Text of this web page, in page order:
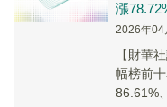
漲
2026年04
【財華
幅榜前
86.61%